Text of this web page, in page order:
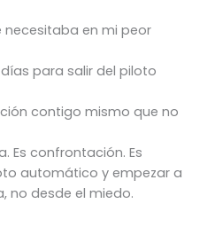
necesitaba en mi peor
para salir del piloto
contigo mismo que no
Es confrontación. Es
automático y empezar a
no desde el miedo.